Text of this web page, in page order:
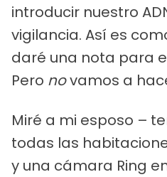
introducir nuestro
vigilancia. Así es
daré una nota para
Pero novamos a
Miré a mi esposo –
todas las
y una cámara Ring